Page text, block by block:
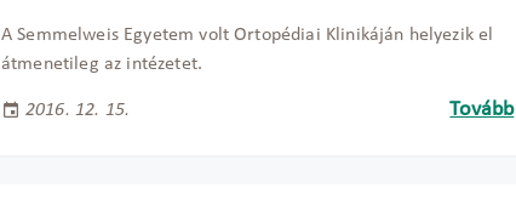
A Semmelweis Egyetem volt Ortopédiai Klinikáján helyezik el
átmenetileg az intézetet.
2016. 12. 15. Tovább